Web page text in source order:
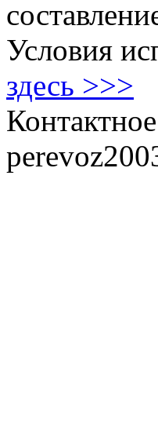
Условия
здесь >>>